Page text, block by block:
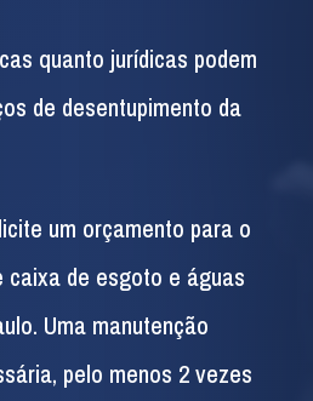
quanto jurídicas podem
de desentupimento da
um orçamento para o
caixa de esgoto e águas
Uma manutenção
pelo menos 2 vezes